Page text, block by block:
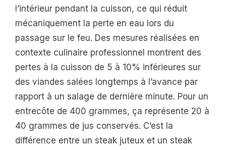
l’intérieur pendant la cuisson, ce qui réduit
mécaniquement la perte en eau lors du
passage sur le feu. Des mesures réalisées en
contexte culinaire professionnel montrent des
pertes à la cuisson de 5 à 10% inférieures sur
des viandes salées longtemps à l’avance par
rapport à un salage de dernière minute. Pour un
entrecôte de 400 grammes, ça représente 20 à
40 grammes de jus conservés. C’est la
différence entre un steak juteux et un steak